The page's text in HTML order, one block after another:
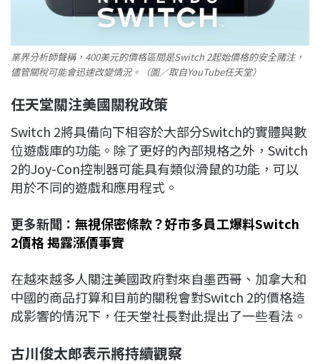
業界分析師聲稱，400美元的價格區間是Switch 2起始價格的安全賭注，
儘管關稅可能會迅速改變情況。（圖／取自YouTube任天堂）
任天堂關注美國關稅政策
Switch 2將具備向下相容於大部分Switch的實體與數
位遊戲庫的功能。除了更好的內部規格之外，Switch
2的Joy-Con控制器可能具有類似滑鼠的功能，可以
用於不同的遊戲和應用程式。
更多新聞： 無視保密條款？好市多員工爆料Switch
2價格 揭露漲價事實
在越來越多人關注美國政府對來自墨西哥、加拿大和
中國的商品打算和目前的關稅會對Switch 2的價格造
成影響的情況下，任天堂社長對此提出了一些看法。
古川俊太郎表示將持續觀察